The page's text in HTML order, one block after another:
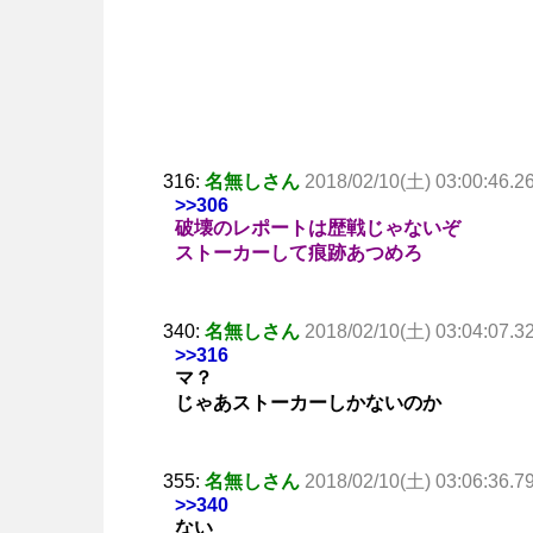
316: 名無しさん 2018/02/10(土) 03:00:46.26
>>306
破壊のレポートは歴戦じゃないぞ
ストーカーして痕跡あつめろ
340: 名無しさん 2018/02/10(土) 03:04:07.32
>>316
マ？
じゃあストーカーしかないのか
355: 名無しさん 2018/02/10(土) 03:06:36.79
>>340
ない